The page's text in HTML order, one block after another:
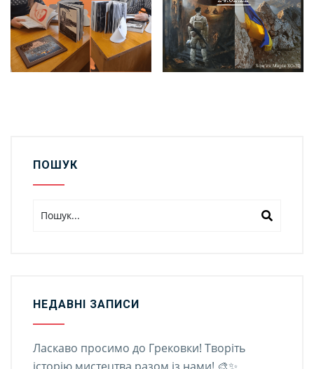
ПОШУК
НЕДАВНІ ЗАПИСИ
Ласкаво просимо до Грековки! Творіть
історію мистецтва разом із нами! 🎨✨